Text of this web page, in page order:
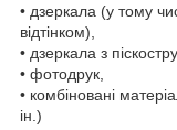
• дзеркала (у тому
відтінком),
• дзеркала з
• фотодрук,
• комбіновані
ін.)